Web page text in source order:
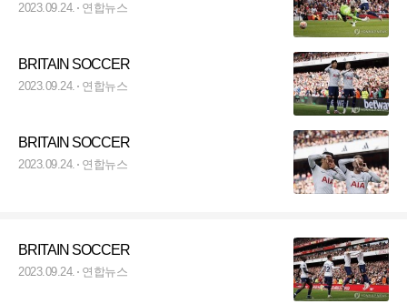
2023.09.24. 연합뉴스
BRITAIN SOCCER
2023.09.24. 연합뉴스
BRITAIN SOCCER
2023.09.24. 연합뉴스
BRITAIN SOCCER
2023.09.24. 연합뉴스